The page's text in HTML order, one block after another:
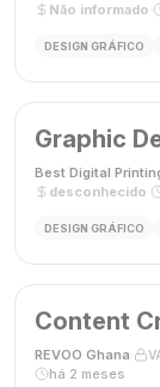
Não informado
DESIGN GRÁFICO
Graphic
Best Digital
desconhecido
DESIGN GRÁFICO
Content
REVOO Ghana
há 2 meses